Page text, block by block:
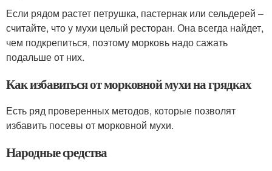
Если рядом растет петрушка, пастернак или сельдерей –
считайте, что у мухи целый ресторан. Она всегда найдет,
чем подкрепиться, поэтому морковь надо сажать
подальше от них.
Как избавиться от морковной мухи на грядках
Есть ряд проверенных методов, которые позволят
избавить посевы от морковной мухи.
Народные средства